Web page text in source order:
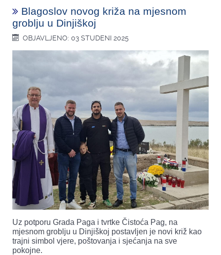
Blagoslov novog križa na mjesnom
groblju u Dinjiškoj
OBJAVLJENO: 03 STUDENI 2025
Uz potporu Grada Paga i tvrtke Čistoća Pag, na
mjesnom groblju u Dinjiškoj postavljen je novi križ kao
trajni simbol vjere, poštovanja i sjećanja na sve
pokojne.